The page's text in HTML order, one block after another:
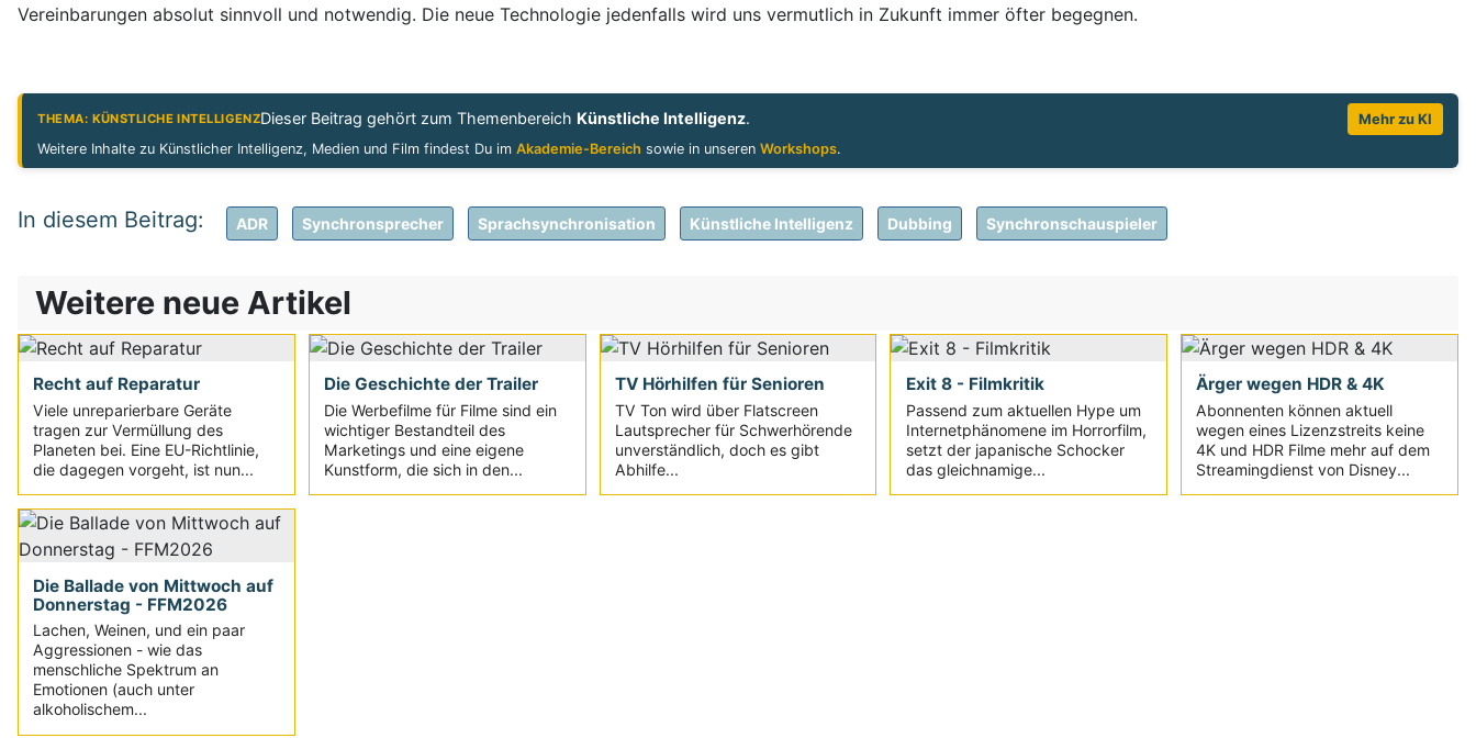
Vereinbarungen absolut sinnvoll und notwendig. Die neue Technologie jedenfalls wird uns vermutlich in Zukunft immer öfter begegnen.
THEMA: KÜNSTLICHE INTELLIGENZDieser Beitrag gehört zum Themenbereich Künstliche Intelligenz.
Mehr zu KI
Weitere Inhalte zu Künstlicher Intelligenz, Medien und Film findest Du imAkademie-Bereich sowie in unserenWorkshops.
ADR Synchronsprecher Sprachsynchronisation Künstliche Intelligenz Dubbing Synchronschauspieler
Weitere neue Artikel
Recht auf Reparatur
Viele unreparierbare Geräte
tragen zur Vermüllung des
Planeten bei. Eine EU-Richtlinie,
die dagegen vorgeht, ist nun...
Die Geschichte der Trailer
Die Werbefilme für Filme sind ein
wichtiger Bestandteil des
Marketings und eine eigene
Kunstform, die sich in den...
TV Hörhilfen für Senioren
TV Ton wird über Flatscreen
Lautsprecher für Schwerhörende
unverständlich, doch es gibt
Abhilfe...
Exit 8 - Filmkritik
Passend zum aktuellen Hype um
Internetphänomene im Horrorfilm,
setzt der japanische Schocker
das gleichnamige...
Ärger wegen HDR & 4K
Abonnenten können aktuell
wegen eines Lizenzstreits keine
4K und HDR Filme mehr auf dem
Streamingdienst von Disney...
Die Ballade von Mittwoch auf
Donnerstag - FFM2026
Lachen, Weinen, und ein paar
Aggressionen - wie das
menschliche Spektrum an
Emotionen (auch unter
alkoholischem...